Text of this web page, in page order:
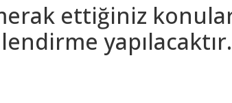
ettiğiniz
yapılacaktır.